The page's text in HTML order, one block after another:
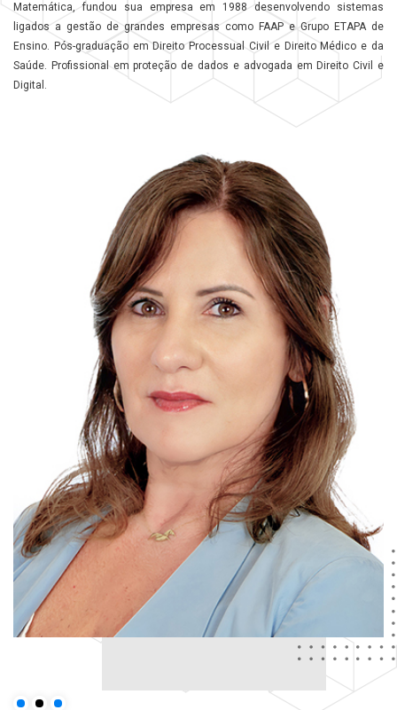
Matemática, fundou sua empresa em 1988 desenvolvendo sistemas
ligados a gestão de grandes empresas como FAAP e Grupo ETAPA de
Ensino. Pós-graduação em Direito Processual Civil e Direito Médico e da
Saúde. Profissional em proteção de dados e advogada em Direito Civil e
Digital.